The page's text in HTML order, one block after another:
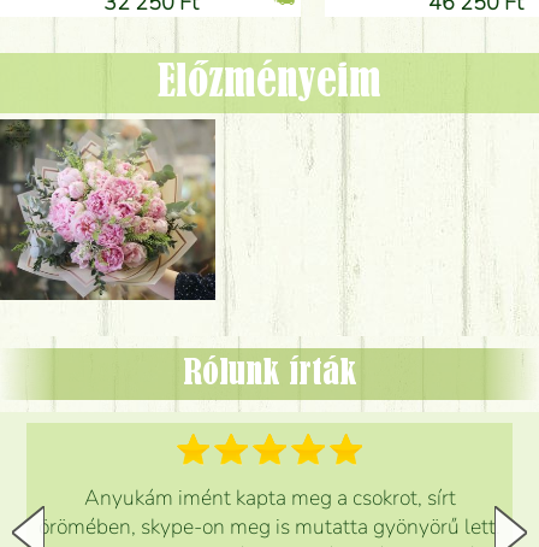
Előzményeim
Rólunk írták
Anyukám imént kapta meg a csokrot, sírt
örömében, skype-on meg is mutatta gyönyörű lett.